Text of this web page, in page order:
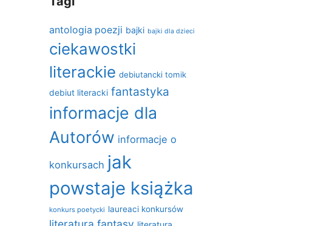
antologia poezji bajki bajki dla dzieci
ciekawostki
literackie debiutancki tomik
debiut literacki fantastyka
informacje dla
Autorów informacje o
konkursach jak
powstaje książka
konkurs poetycki laureaci konkursów